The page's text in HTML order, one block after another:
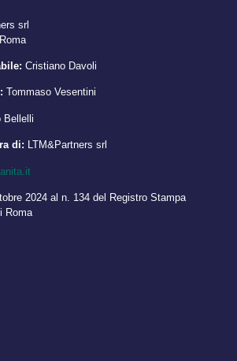
srl
Cristiano Davoli
Tommaso Vesentini
Bellelli
di: LTM&Partners srl
2024 al n. 134 del Registro Stampa
Roma